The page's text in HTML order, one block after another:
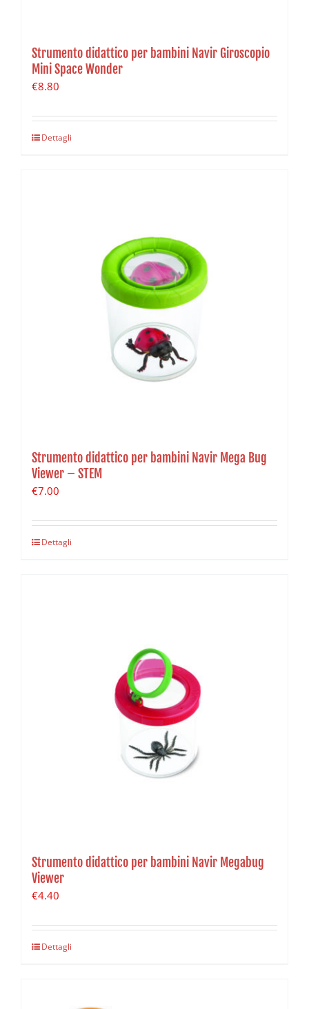
Strumento didattico per bambini Navir Giroscopio
Mini Space Wonder
€8.80
Dettagli
Strumento didattico per bambini Navir Mega Bug
Viewer – STEM
€7.00
Dettagli
Strumento didattico per bambini Navir Megabug
Viewer
€4.40
Dettagli